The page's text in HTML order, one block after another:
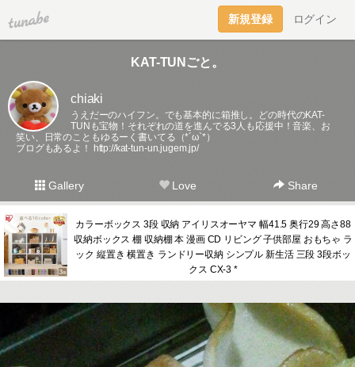
tuna.be 新規登録 ログイン
KAT-TUNごと。
chiaki
うえだーのハイフン。でも基本的に箱推し。どの時代のKAT-
TUNも宝物！それぞれの道を進んでる3人も応援中！音楽、お
笑い、日常のこともゆるーく書いてる（*´ω`*）
ブログもあるよ！
http://kat-tun-un.jugem.jp/
Gallery Love Share
カラーボックス 3段 収納 アイリスオーヤマ 幅41.5 奥行29 高さ88
収納ボックス 棚 収納棚 本 漫画 CD リビング 子供部屋 おもちゃ ラ
ック 縦置き 横置き ランドリー収納 シンプル 新生活 三段 3段ボッ
クス CX-3 *